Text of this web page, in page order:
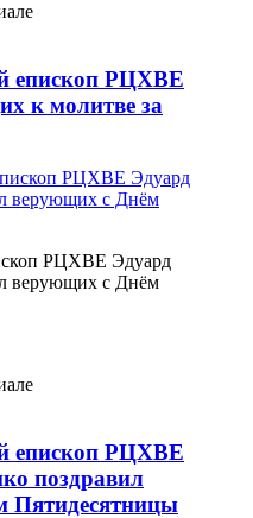
епископ РЦХВЕ
к молитве за
РЦХВЕ Эдуард
верующих с Днём
епископ РЦХВЕ
поздравил
Пятидесятницы